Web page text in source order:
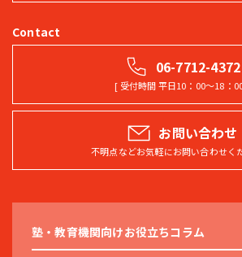
06-7712-4372
[ 受付時間 平日10：00〜18：
お問い合わせ
不明点などお気軽にお問い合わせく
塾・教育機関向けお役立ちコラム